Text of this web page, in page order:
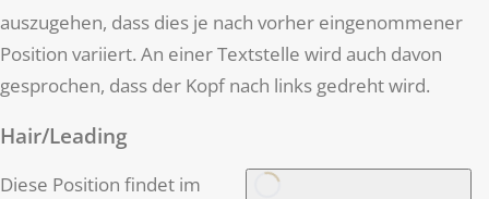
auszugehen, dass dies je nach vorher eingenommener
Position variiert. An einer Textstelle wird auch davon
gesprochen, dass der Kopf nach links gedreht wird.
Hair/Leading
Diese Position findet im